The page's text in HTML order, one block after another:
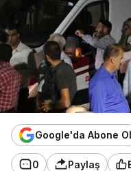
Google'da Abone Ol
0 Paylaş